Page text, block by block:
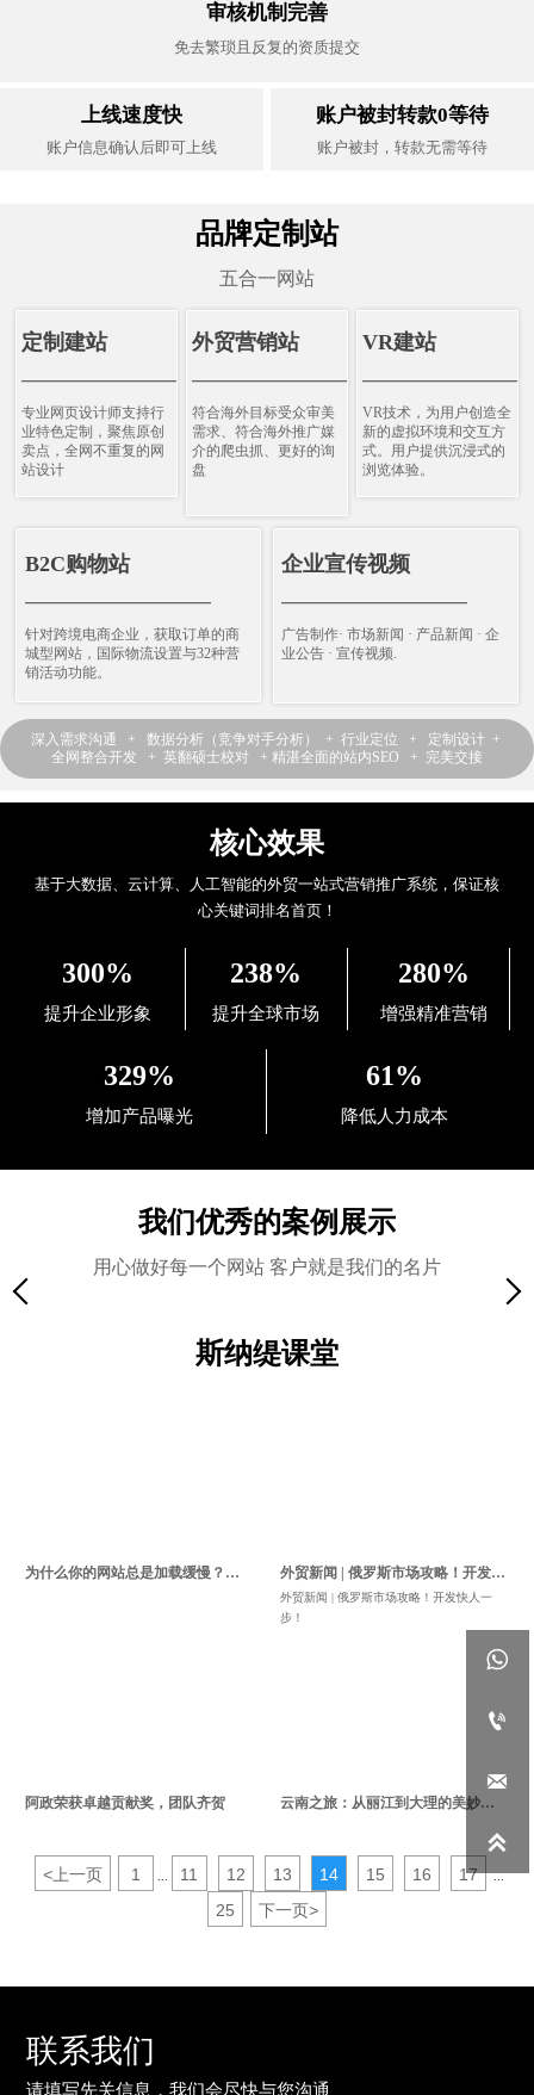
审核机制完善
免去繁琐且反复的资质提交
上线速度快
账户信息确认后即可上线
账户被封转款0等待
账户被封，转款无需等待
品牌定制站
五合一网站
定制建站
————————————
专业网页设计师支持行
业特色定制，聚焦原创
卖点，全网不重复的网
站设计
外贸营销站
————————————
符合海外目标受众审美
需求、符合海外推广媒
介的爬虫抓、更好的询
盘
VR建站
VR技术，为用户创造全
新的虚拟环境和交互方
式。用户提供沉浸式的
浏览体验。
B2C购物站
————————————
针对跨境电商企业，获取订单的商
城型网站，国际物流设置与32种营
销活动功能。
企业宣传视频
————————————
广告制作· 市场新闻 · 产品新闻 · 企
业公告 · 宣传视频.
深入需求沟通 + 数据分析（竞争对手分析） + 行业定位 + 定制设计 +
全网整合开发 + 英翻硕士校对 + 精湛全面的站内SEO + 完美交接
核心效果
基于大数据、云计算、人工智能的外贸一站式营销推广系统，保证核
心关键词排名首页！
300%
提升企业形象
238%
提升全球市场
280%
增强精准营销
329%
增加产品曝光
61%
降低人力成本
我们优秀的案例展示
用心做好每一个网站 客户就是我们的名片
斯纳缇课堂
为什么你的网站总是加载缓慢？这
外贸新闻 | 俄罗斯市场攻略！开发快
人一步！
外贸新闻 | 俄罗斯市场攻略！开发快人一
步！
阿政荣获卓越贡献奖，团队齐贺
云南之旅：从丽江到大理的美妙团
<上一页 1 11 12 13 14 15 16 17 ...
25 下一页>
联系我们
请填写先关信息，我们会尽快与您沟通



